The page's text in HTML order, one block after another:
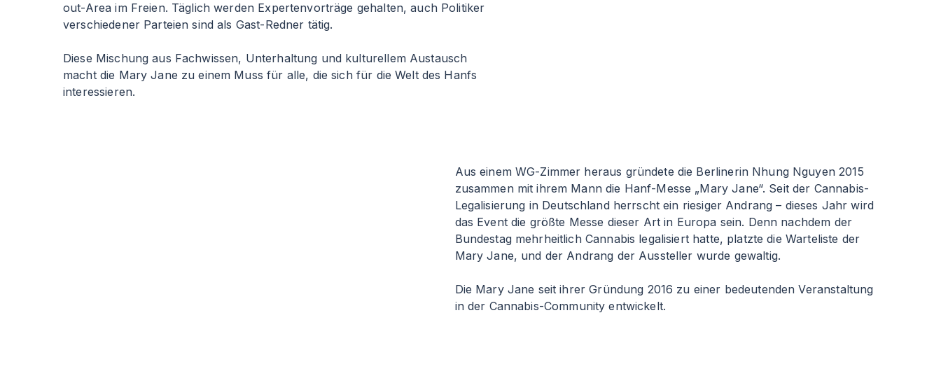
out-Area im Freien. Täglich werden Expertenvorträge gehalten, auch Politiker
verschiedener Parteien sind als Gast-Redner tätig.
Diese Mischung aus Fachwissen, Unterhaltung und kulturellem Austausch
macht die Mary Jane zu einem Muss für alle, die sich für die Welt des Hanfs
interessieren.
Aus einem WG-Zimmer heraus gründete die Berlinerin Nhung Nguyen 2015
zusammen mit ihrem Mann die Hanf-Messe „Mary Jane“. Seit der Cannabis-
Legalisierung in Deutschland herrscht ein riesiger Andrang – dieses Jahr wird
das Event die größte Messe dieser Art in Europa sein. Denn nachdem der
Bundestag mehrheitlich Cannabis legalisiert hatte, platzte die Warteliste der
Mary Jane, und der Andrang der Aussteller wurde gewaltig.
Die Mary Jane seit ihrer Gründung 2016 zu einer bedeutenden Veranstaltung
in der Cannabis-Community entwickelt.